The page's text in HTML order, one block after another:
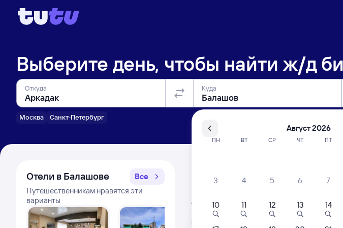
Выберите день, чтобы найти ж/д
Откуда
Москва Санкт-Петербург
Куда
Отели в Балашове
Все
Путешественникам нравятся эти
варианты
Расписание поездов
Открыта продажа билетов на 6 ноября.
Тип вагона
Август 2026
ПН ВТ СР ЧТ ПТ
3 4 5 6 7
10 11 12 13 14